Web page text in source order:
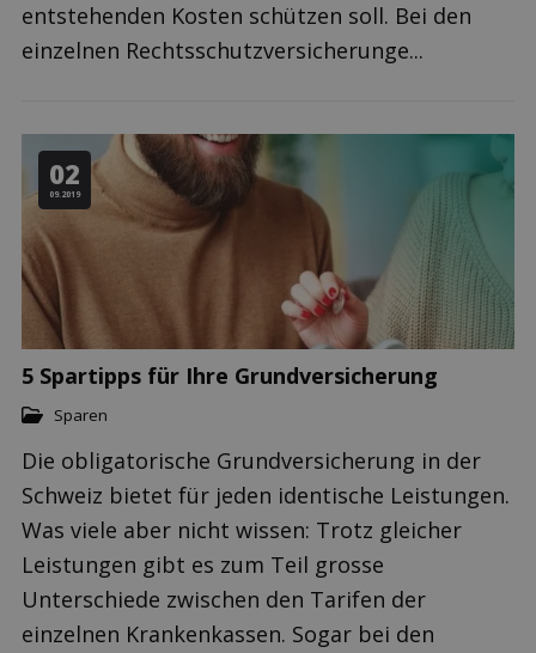
entstehenden Kosten schützen soll. Bei den
einzelnen Rechtsschutzversicherunge...
02
09.2019
5 Spartipps für Ihre Grundversicherung
Sparen
Die obligatorische Grundversicherung in der
Schweiz bietet für jeden identische Leistungen.
Was viele aber nicht wissen: Trotz gleicher
Leistungen gibt es zum Teil grosse
Unterschiede zwischen den Tarifen der
einzelnen Krankenkassen. Sogar bei den